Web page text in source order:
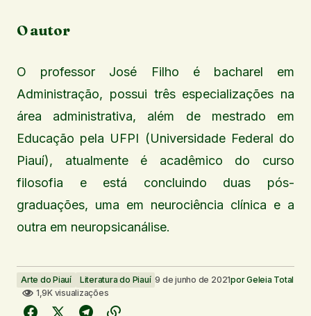
O autor
O professor José Filho é bacharel em
Administração, possui três especializações na
área administrativa, além de mestrado em
Educação pela UFPI (Universidade Federal do
Piauí), atualmente é acadêmico do curso
filosofia e está concluindo duas pós-
graduações, uma em neurociência clínica e a
outra em neuropsicanálise.
Arte do Piauí Literatura do Piauí 9 de junho de 2021porGeleia Total
1,9K visualizações